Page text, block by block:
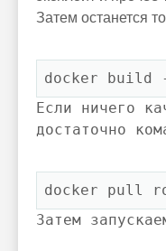
Затем останется
docker build
Если ничего
достаточно
docker pull
Затем